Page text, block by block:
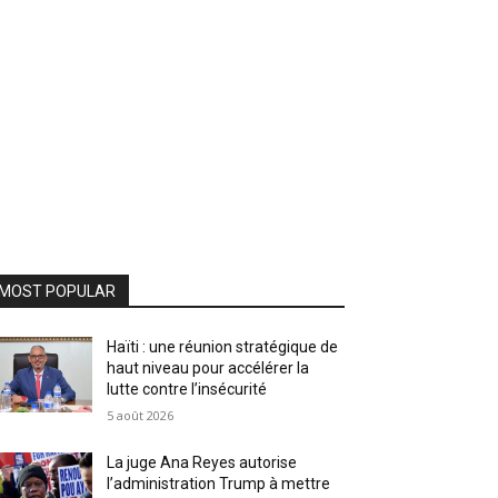
POPULAR
Haïti : une réunion stratégique de
haut niveau pour accélérer la
lutte contre l’insécurité
5 août 2026
La juge Ana Reyes autorise
l’administration Trump à mettre